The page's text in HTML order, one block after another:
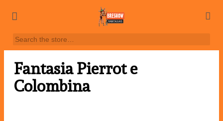
Fantasia Pierrot e
Colombina